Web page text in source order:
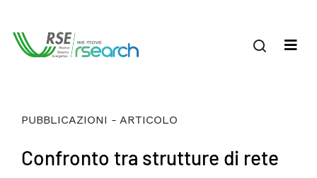
PUBBLICAZIONI - ARTICOLO
Confronto tra strutture di rete